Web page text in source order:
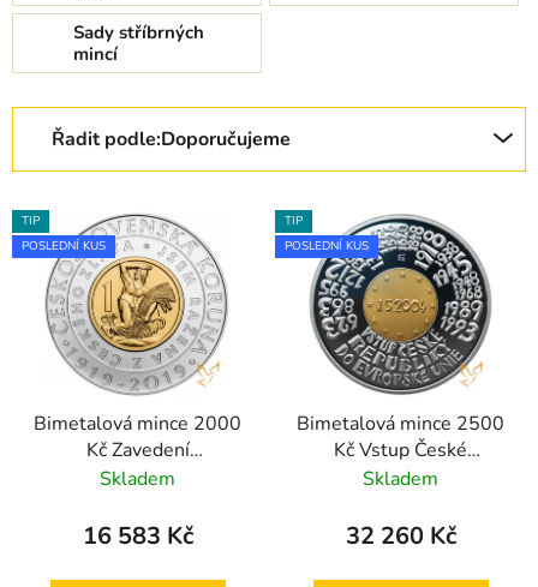
Sady stříbrných
mincí
Řazení produktů
Řadit podle:Doporučujeme
Výpis produktů
TIP
POSLEDNÍ KUS
Bimetalová mince 2000
Kč Zavedení
československé koruny
Skladem
16 583 Kč
TIP
POSLEDNÍ KUS
Bimetalová mince 2500
Kč Vstup České
republiky do Evropské
Skladem
32 260 Kč